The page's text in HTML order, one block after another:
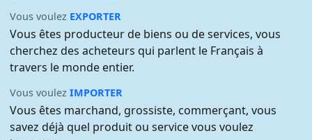
Vous voulez EXPORTER
Vous êtes producteur de biens ou de services, vous
cherchez des acheteurs qui parlent le Français à
travers le monde entier.
Vous voulezIMPORTER
Vous êtes marchand, grossiste, commerçant, vous
savez déjà quel produit ou service vous voulez